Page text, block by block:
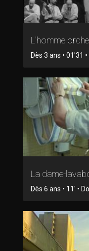
L'homme
Dès 3 ans • 01'31
La dame-
Dès 6 ans • 11' •